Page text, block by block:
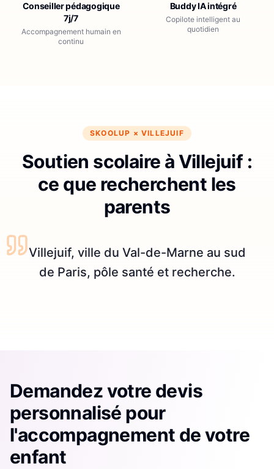
Conseiller pédagogique
7j/7
Accompagnement humain en
continu
Buddy IA intégré
Copilote intelligent au
quotidien
SKOOLUP ×VILLEJUIF
Soutien scolaire à Villejuif :
ce que recherchent les
parents
Villejuif, ville du Val-de-Marne au sud
de Paris, pôle santé et recherche.
Demandez votre devis
personnalisé pour
l'accompagnement de votre
enfant